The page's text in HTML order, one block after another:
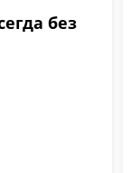
без